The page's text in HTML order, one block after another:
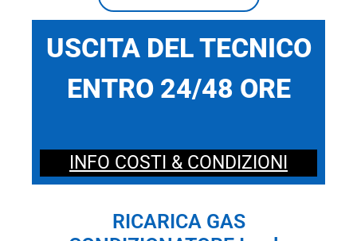
USCITA DEL TECNICO
ENTRO 24/48 ORE
INFO COSTI & CONDIZIONI
RICARICA GAS